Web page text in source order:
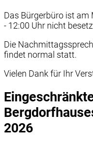
Das Bürgerbüro ist
- 12:00 Uhr nicht
Die
findet normal statt.
Vielen Dank für Ihr
2026